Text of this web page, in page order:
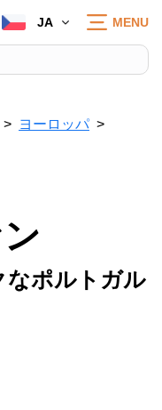
JA MENU
ヨーロッパ
なポルトガル